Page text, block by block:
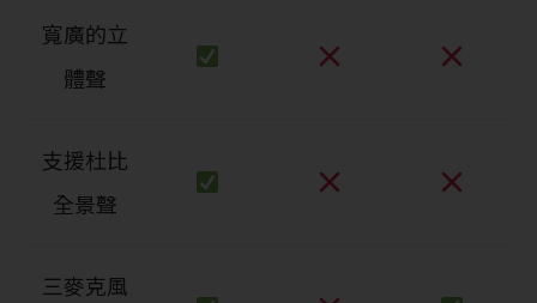
寬廣的立
體聲
支援杜比
全景聲
三麥克風